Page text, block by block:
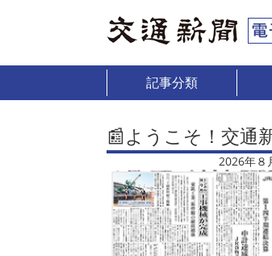
記事分類
📰ようこそ！交通
2026年８